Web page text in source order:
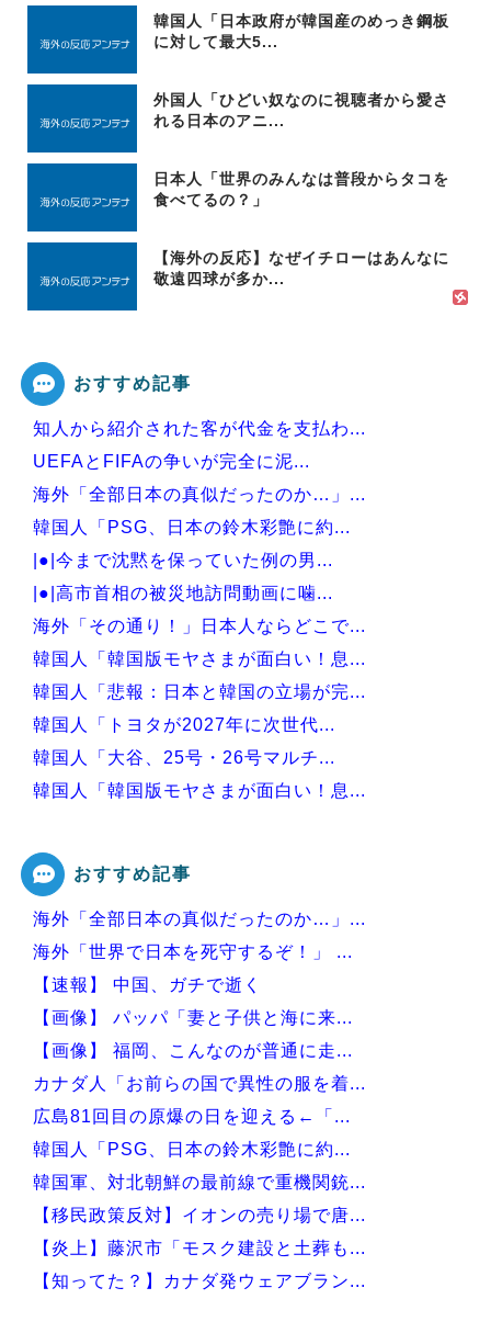
韓国人「日本政府が韓国産のめっき鋼板
に対して最大5...
外国人「ひどい奴なのに視聴者から愛さ
れる日本のアニ...
日本人「世界のみんなは普段からタコを
食べてるの？」
【海外の反応】なぜイチローはあんなに
敬遠四球が多か...
おすすめ記事
知人から紹介された客が代金を支払わ...
UEFAとFIFAの争いが完全に泥...
海外「全部日本の真似だったのか…」...
韓国人「PSG、日本の鈴木彩艶に約...
|●|今まで沈黙を保っていた例の男...
|●|高市首相の被災地訪問動画に噛...
海外「その通り！」日本人ならどこで...
韓国人「韓国版モヤさまが面白い！息...
韓国人「悲報：日本と韓国の立場が完...
韓国人「トヨタが2027年に次世代...
韓国人「大谷、25号・26号マルチ...
韓国人「韓国版モヤさまが面白い！息...
Powered by livedoor 相互RSS
おすすめ記事
海外「全部日本の真似だったのか…」...
海外「世界で日本を死守するぞ！」 ...
【速報】 中国、ガチで逝く
【画像】 パッパ「妻と子供と海に来...
【画像】 福岡、こんなのが普通に走...
カナダ人「お前らの国で異性の服を着...
広島81回目の原爆の日を迎える←「...
韓国人「PSG、日本の鈴木彩艶に約...
韓国軍、対北朝鮮の最前線で重機関銃...
【移民政策反対】イオンの売り場で唐...
【炎上】藤沢市「モスク建設と土葬も...
【知ってた？】カナダ発ウェアブラン...